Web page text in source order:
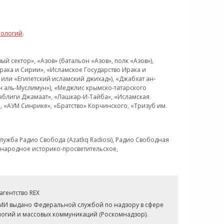
.
«Азов» (батальон «Азов», полк «Азов»),
и Сирии», «Исламское Государство Ирака и
«Египетский исламский джихад»), «Джабхат ан-
Муслимун»), «Меджлис крымско-татарского
Джамаат», «Лашкар-И-Тайба», «Исламская
Синрике», «Братство» Корчинского, «Тризуб им.
Радио Свобода (Azatliq Radiosi), Радио Свободная
историко-просветительское,
REX
выдано Федеральной службой по надзору в сфере
и массовых коммуникаций (Роскомнадзор).